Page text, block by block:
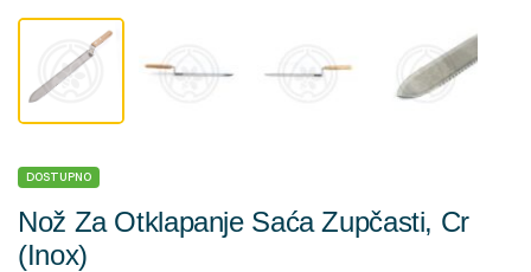
DOSTUPNO
Nož Za Otklapanje Saća Zupčasti, Cr
(inox)